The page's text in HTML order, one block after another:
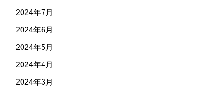
2024年7月
2024年6月
2024年5月
2024年4月
2024年3月